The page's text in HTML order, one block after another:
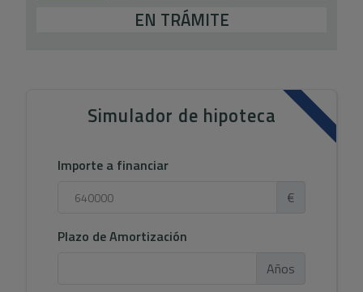
EN TRÁMITE
Simulador de hipoteca
Importe a financiar
€
Plazo de Amortización
Años